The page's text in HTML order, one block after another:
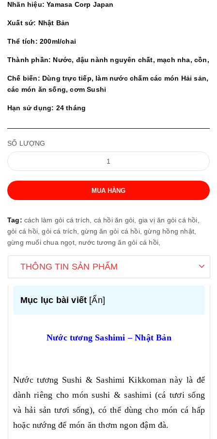
Nhãn hiệu: Yamasa Corp Japan
Xuất sứ: Nhật Bản
Thể tích: 200ml/chai
Thành phần: Nước, đậu nành nguyên chất, mạch nha, cồn,
Chế biến: Dùng trực tiếp, làm nước chấm các món Hải sản,
các món ăn sống, cơm Sushi
Hạn sử dụng: 24 tháng
SỐ LƯỢNG
MUA HÀNG
Tag: cách làm gỏi cá trích, cá hồi ăn gỏi, gia vị ăn gỏi cá hồi,
gỏi cá hồi,gỏi cá trích,gừng ăn gỏi cá hồi,gừng hồng nhật,
gừng muối chua ngọt, nước tương ăn gỏi cá hồi,
THÔNG TIN SẢN PHẨM
Mục lục bài viết [Ẩn]
Nước tương Sashimi – Nhật Bản
Nước tương Sushi & Sashimi Kikkoman này là để
dành riêng cho món sushi & sashimi (cá tươi sống
và hải sản tươi sống), có thể dùng cho món cá hấp
hoặc nướng để món ăn thơm ngon đậm đà.